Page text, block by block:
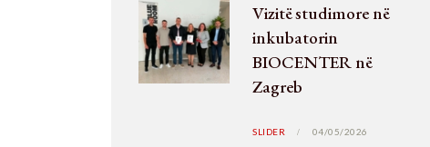
Vizitë studimore në
inkubatorin
BIOCENTER në
Zagreb
SLIDER 04/05/2026